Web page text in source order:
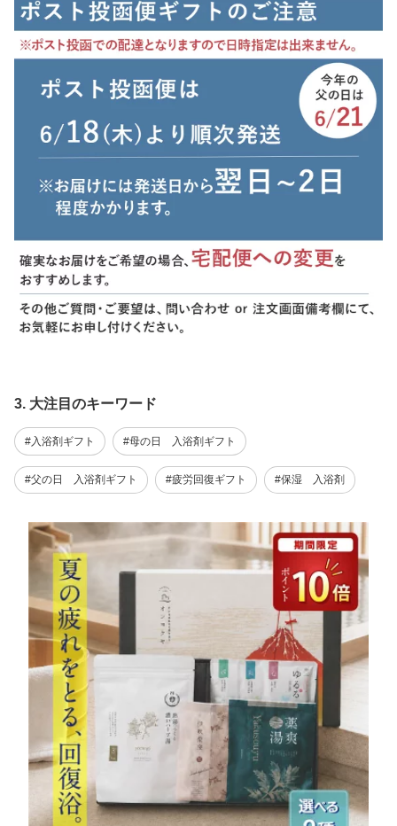
3. 大注目のキーワード
#入浴剤ギフト #母の日 入浴剤ギフト
#父の日 入浴剤ギフト #疲労回復ギフト #保湿 入浴剤